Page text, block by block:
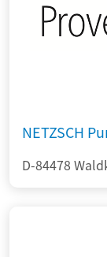
NETZSCH
D-84478